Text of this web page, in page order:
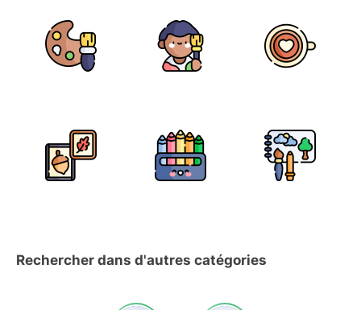
Rechercher dans d'autres catégories